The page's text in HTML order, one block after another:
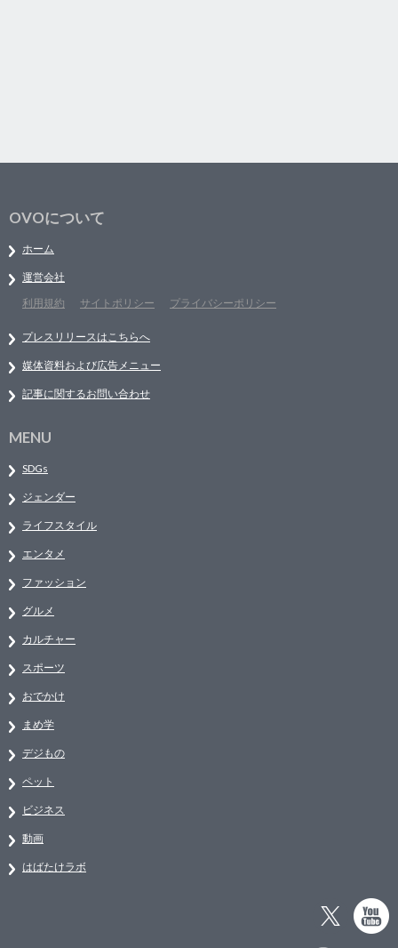
OVOについて
ホーム
運営会社
利用規約
サイトポリシー プライバシーポリシー
プレスリリースはこちらへ
媒体資料および広告メニュー
記事に関するお問い合わせ
MENU
SDGs
ジェンダー
ライフスタイル
エンタメ
ファッション
グルメ
カルチャー
スポーツ
おでかけ
まめ学
デジもの
ペット
ビジネス
動画
はばたけラボ